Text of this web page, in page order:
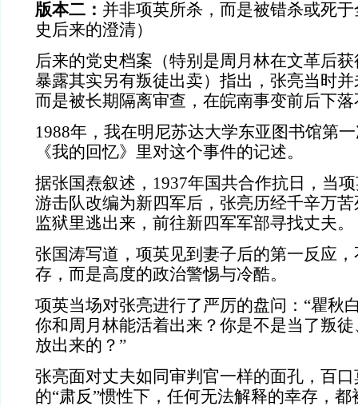
版本二： 并非项英所杀，而是被错杀或死
史后来的澄清）
后来的党史档案（特别是周月林在文革后
暴露其实另有叛徒出卖）指出，张亮当时
而是被长期隔离审查，在皖南事变前后下
1988年，我在明尼苏达大学东亚图书馆第
《我的回忆》里对这个事件的记述。
据张国焘叙述 ， 1937年国共合作抗日，当
游击队改编为新四军后，张亮历经千辛万
监狱里逃出来，前往新四军军部寻找丈夫。
张国涛写道，项英见到妻子后的第一反应
存，而是高度的政治警惕与冷酷。
项英当场对张亮进行了严厉的盘问：“瞿秋
你和周月林能活着出来？你是不是当了叛
放出来的？”
张亮面对丈夫如同审判官一样的面孔，百
的“肃反”惯性下，任何无法解释的幸存，